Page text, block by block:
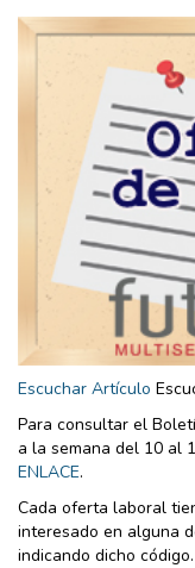
Escuchar Artículo
Para consultar el
a la semana del 10 al
ENLACE.
Cada oferta laboral
interesado en alguna
indicando dicho código.